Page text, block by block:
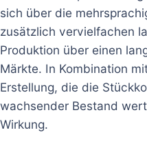
sich über die
zusätzlich vervielfachen
Produktion über einen
Märkte. In Kombination
Erstellung, die die
wachsender Bestand
Wirkung.